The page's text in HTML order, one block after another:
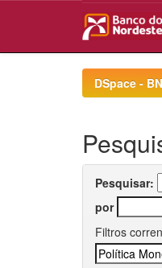
DSpace -
Pesquisar:
por
Filtros